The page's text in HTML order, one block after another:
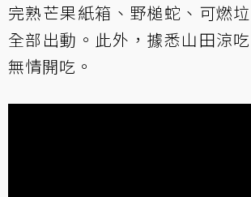
完熟芒果紙箱、野槌蛇、可燃
全部出動。此外，據悉山田涼
無情開吃。